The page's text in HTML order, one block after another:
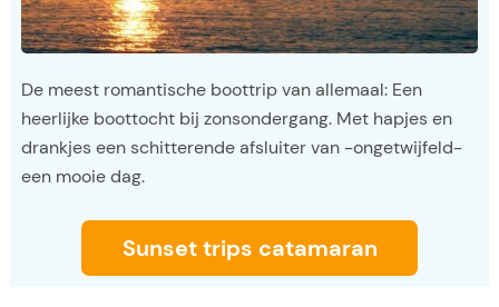
De meest romantische boottrip van allemaal: Een
heerlijke boottocht bij zonsondergang. Met hapjes en
drankjes een schitterende afsluiter van -ongetwijfeld-
een mooie dag.
Sunset trips catamaran